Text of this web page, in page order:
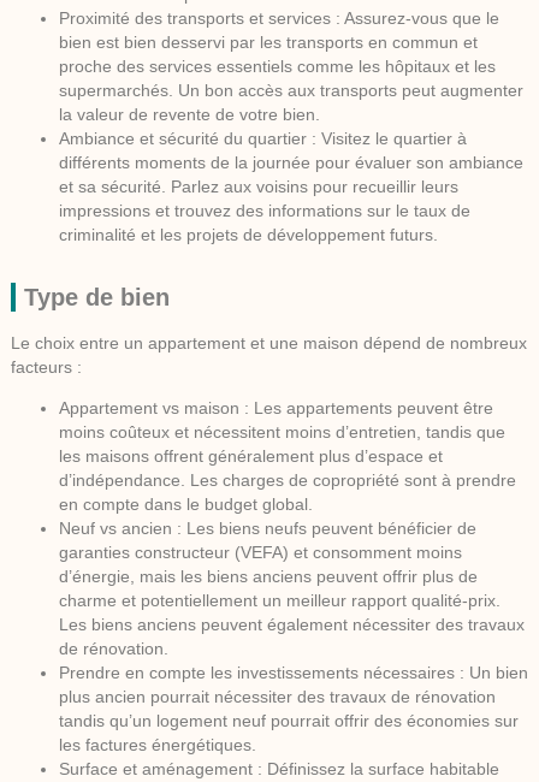
Proximité des transports et services : Assurez-vous que le
bien est bien desservi par les transports en commun et
proche des services essentiels comme les hôpitaux et les
supermarchés. Un bon accès aux transports peut augmenter
la valeur de revente de votre bien.
Ambiance et sécurité du quartier : Visitez le quartier à
différents moments de la journée pour évaluer son ambiance
et sa sécurité. Parlez aux voisins pour recueillir leurs
impressions et trouvez des informations sur le taux de
criminalité et les projets de développement futurs.
Type de bien
Le choix entre un appartement et une maison dépend de nombreux
facteurs :
Appartement vs maison : Les appartements peuvent être
moins coûteux et nécessitent moins d’entretien, tandis que
les maisons offrent généralement plus d’espace et
d’indépendance. Les charges de copropriété sont à prendre
en compte dans le budget global.
Neuf vs ancien : Les biens neufs peuvent bénéficier de
garanties constructeur (VEFA) et consomment moins
d’énergie, mais les biens anciens peuvent offrir plus de
charme et potentiellement un meilleur rapport qualité-prix.
Les biens anciens peuvent également nécessiter des travaux
de rénovation.
Prendre en compte les investissements nécessaires : Un bien
plus ancien pourrait nécessiter des travaux de rénovation
tandis qu’un logement neuf pourrait offrir des économies sur
les factures énergétiques.
Surface et aménagement : Définissez la surface habitable